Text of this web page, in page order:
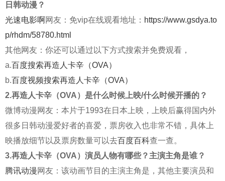
日韩动漫？
光速电影啊网友：免vip在线观看地址： https://www.gsdya.to
p/rhdm/58780.html
其他网友：你还可以通过以下方式搜索并免费观看，
a.百度搜索再造人卡辛（OVA）
b.百度视频搜索再造人卡辛（OVA）
2.再造人卡辛（OVA）是什么时候上映/什么时候开播的？
微博动漫网友：本片于1993在日本上映，上映后赢得国内外
很多日韩动漫爱好者的喜爱，票房收入也非常不错，具体上
映播放细节以及票房数量可以去百度百科查一查。
3.再造人卡辛（OVA）演员人物有哪些？主演主角是谁？
腾讯动漫网友：该动画节目的主演主角是，其他主要演员和